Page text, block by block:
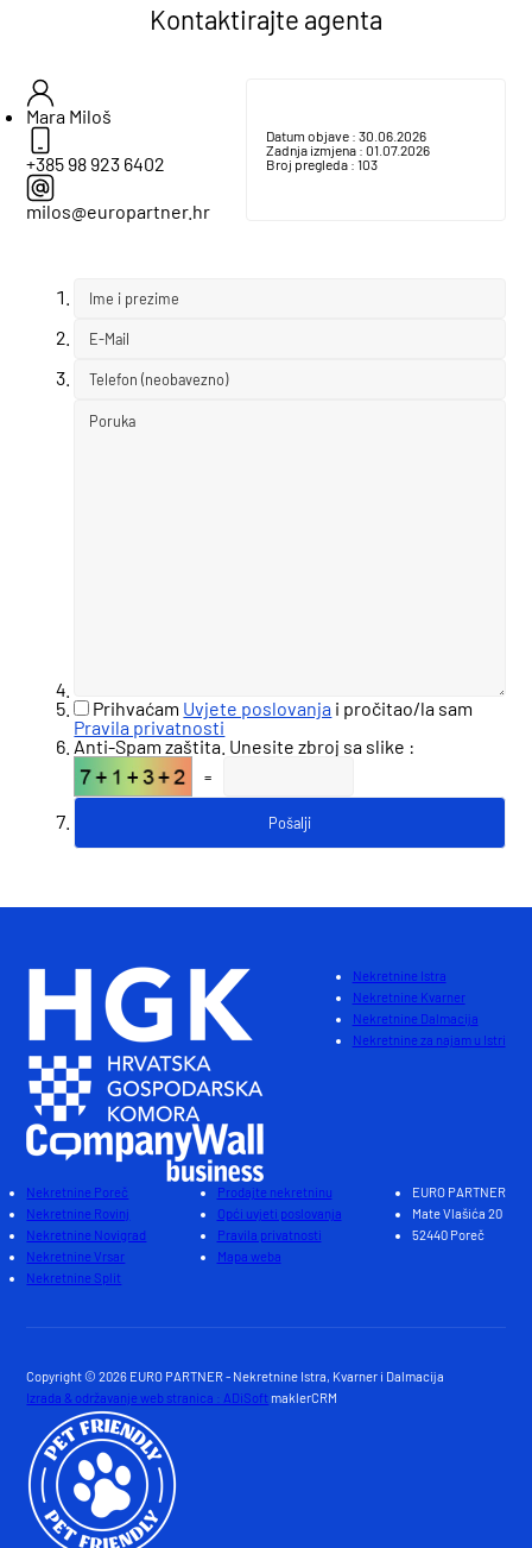
Kontaktirajte agenta
Mara Miloš
+385 98 923 6402
milos@europartner.hr
Datum objave : 30.06.2026
Zadnja izmjena : 01.07.2026
Broj pregleda : 103
Prihvaćam Uvjete poslovanja i pročitao/la sam
Pravila privatnosti
Anti-Spam zaštita. Unesite zbroj sa slike :
=
Nekretnine Istra
Nekretnine Kvarner
Nekretnine Dalmacija
Nekretnine za najam u Istri
Nekretnine Poreč
Nekretnine Rovinj
Nekretnine Novigrad
Nekretnine Vrsar
Nekretnine Split
Prodajte nekretninu
Opći uvjeti poslovanja
Pravila privatnosti
Mapa weba
EURO PARTNER
Mate Vlašića 20
52440 Poreč
Copyright © 2026 EURO PARTNER - Nekretnine Istra, Kvarner i Dalmacija
Izrada & održavanje web stranica : ADiSoft maklerCRM